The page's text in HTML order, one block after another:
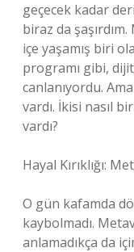
geçecek kadar
biraz da
içe yaşamış biri
programı gibi,
canlanıyordu.
vardı. İkisi nasıl
vardı?
Hayal Kırıklığı:
O gün kafamda
kaybolmadı.
anlamadıkça da